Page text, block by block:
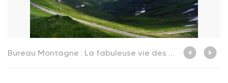
Bureau Montagne : La fabuleuse vie des Marmottes